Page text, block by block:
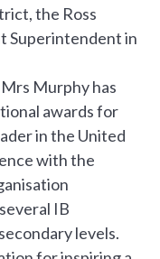
the Ross
Superintendent in
Murphy has
awards for
in the United
with the
IB
levels.